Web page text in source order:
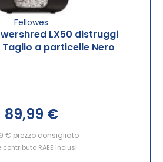
Fellowes
LX50 distruggi
a particelle Nero
89,99 €
€ prezzo consigliato
contributo RAEE inclusi